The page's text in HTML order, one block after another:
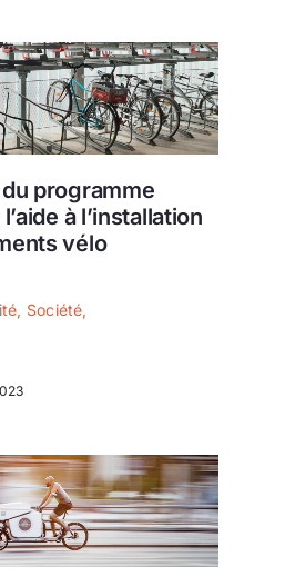
programme
à l’installation
vélo
, Société,